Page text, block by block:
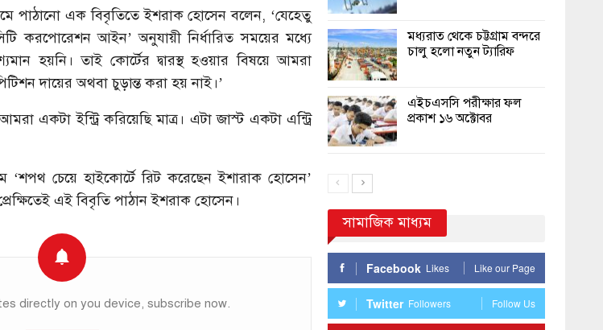
পাঠানো এক বিবৃতিতে ইশরাক হোসেন বলেন, ‘যেহেতু
করপোরেশন আইন’ অনুযায়ী নির্ধারিত সময়ের মধ্যে
হয়নি। তাই কোর্টের দ্বারস্থ হওয়ার বিষয়ে আমরা
দায়ের অথবা চুড়ান্ত করা হয় নাই।’
একটা ইন্ট্রি করিয়েছি মাত্র। এটা জাস্ট একটা এন্ট্রি
‘শপথ চেয়ে হাইকোর্টে রিট করেছেন ইশারাক হোসেন’
এই বিবৃতি পাঠান ইশরাক হোসেন।
directly on you device, subscribe now.
মধ্যরাত থেকে চট্টগ্রাম বন্দরে
চালু হলো নতুন ট্যারিফ
এইচএসসি পরীক্ষার ফল
প্রকাশ ১৬ অক্টোবর
সামাজিক মাধ্যম
Facebook Likes Like our Page
Twitter Followers Follow Us